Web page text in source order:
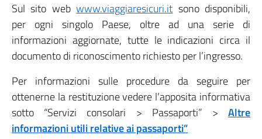
Sul sito webwww.viaggiaresicuri.it sono disponibili,
per ogni singolo Paese, oltre ad una serie di
informazioni aggiornate, tutte le indicazioni circa il
documento di riconoscimento richiesto per l’ingresso.
Per informazioni sulle procedure da seguire per
ottenerne la restituzione vedere l’apposita informativa
sotto “Servizi consolari > Passaporti” > Altre
informazioni utili relative ai passaporti”